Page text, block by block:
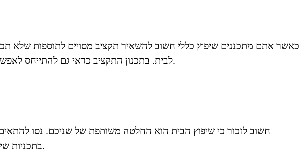
כאשר אתם מתכננים שיפוץ כללי חשוב להשאיר תקציב מסויים לתוספות שלא
לבית. בתכנון התקציב כדאי גם להתייחס לאפשרות שבמהלך העבודה עלולות להתגלות הפתעות לא צפויות – כמו נזילה שהתגלתה מתחת לבלטות.
חשוב לזכור כי שיפוץ הבית הוא החלטה משותפת של שניכם. נסו
בתכניות שיפוצים, באתרים שונים המציגים אפשרויות מגוונות ולבחור בעיצוב האופטימלי אשר מתאים לשניכם.